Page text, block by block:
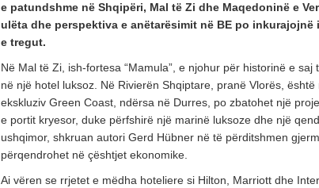
e patundshme në Shqipëri, Mal të Zi dhe Maqedoninë e
ulëta dhe perspektiva e anëtarësimit në BE po
e tregut.
Në Mal të Zi, ish-fortesa “Mamula”, e njohur për historinë e
në një hotel luksoz. Në Rivierën Shqiptare, pranë Vlorës,
ekskluziv Green Coast, ndërsa në Durres, po zbatohet një
e portit kryesor, duke përfshirë një marinë luksoze dhe një
ushqimor, shkruan autori Gerd Hübner në të përditshmen
përqendrohet në çështjet ekonomike.
Ai vëren se rrjetet e mëdha hoteliere si Hilton, Marriott dhe